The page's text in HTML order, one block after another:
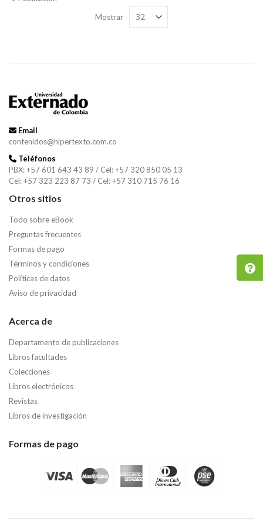
Buscar
Mostrar
Email
contenidos@hipertexto.com.co
Teléfonos
PBX: +57 601 643 43 89 / Cel: +57 320 850 05 13
Cel: +57 323 223 87 73 / Cel: +57 310 715 76 16
Otros sitios
Todo sobre eBook
Preguntas frecuentes
Formas de pago
Términos y condiciones
Políticas de datos
Aviso de privacidad
Acerca de
Departamento de publicaciones
Libros facultades
Colecciones
Libros electrónicos
Revistas
Libros de investigación
Formas de pago